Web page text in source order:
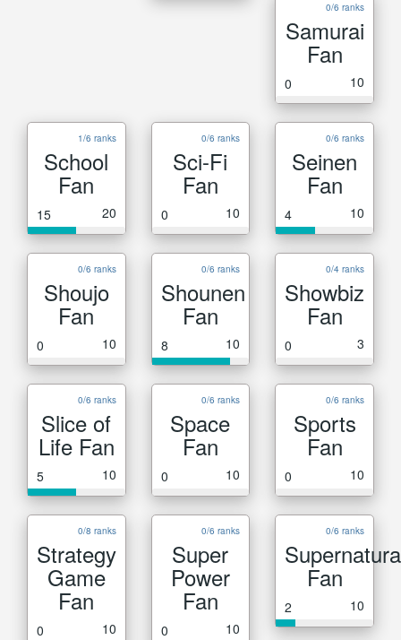
0/6 ranks
Samurai
Fan
0 10
1/6 ranks
School
Fan
15 20
0/6 ranks
Sci-Fi
Fan
0 10
0/6 ranks
Seinen
Fan
4 10
0/6 ranks
Shoujo
Fan
0 10
0/6 ranks
Shounen
Fan
8 10
0/4 ranks
Showbiz
Fan
0 3
0/6 ranks
Slice of
Life Fan
5 10
0/6 ranks
Space
Fan
0 10
0/6 ranks
Sports
Fan
0 10
0/8 ranks
Strategy
Game
Fan
0 10
0/6 ranks
Super
Power
Fan
0 10
0/6 ranks
Fan
2 10